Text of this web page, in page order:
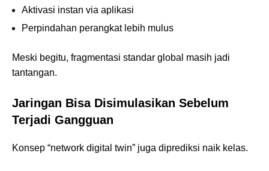
Aktivasi instan via aplikasi
Perpindahan perangkat lebih mulus
Meski begitu, fragmentasi standar global masih jadi
tantangan.
Jaringan Bisa Disimulasikan Sebelum
Terjadi Gangguan
Konsep “network digital twin” juga diprediksi naik kelas.